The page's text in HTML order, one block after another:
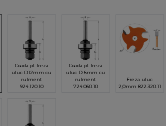
Coada pt freza
uluc D12mm cu
rulment
924.120.10
Coada pt freza
uluc D 6mm cu
rulment
724.060.10
Freza uluc
2,0mm 822.320.11